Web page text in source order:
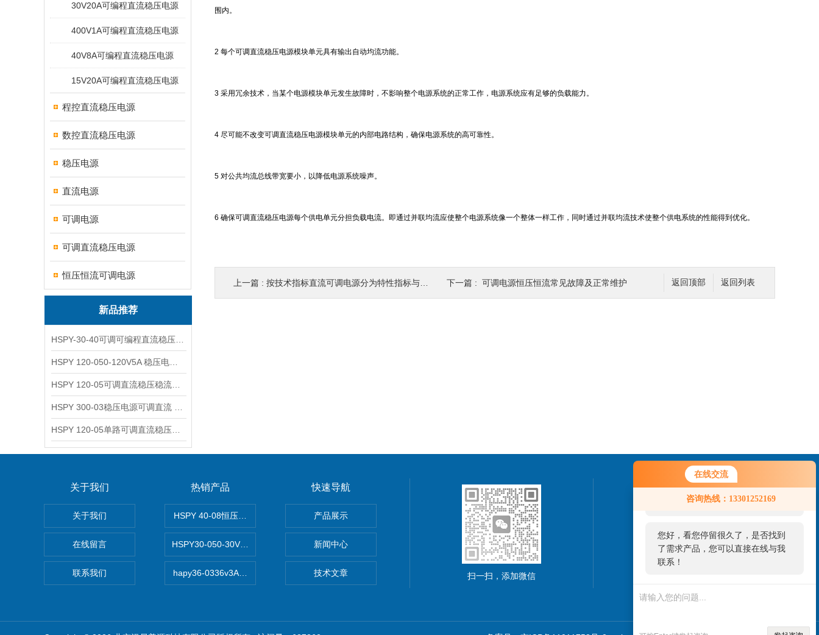
在线交流
咨询热线：13301252169
您好！欢迎前来咨询，很高兴为您
服务，请问您要咨询什么问题呢？
您好，看您停留很久了，是否找到
了需求产品，您可以直接在线与我
联系！
30V20A可编程直流稳压电源
400V1A可编程直流稳压电源
40V8A可编程直流稳压电源
15V20A可编程直流稳压电源
程控直流稳压电源
数控直流稳压电源
稳压电源
直流电源
可调电源
可调直流稳压电源
恒压恒流可调电源
新品推荐
围内。
2 每个可调直流稳压电源模块单元具有输出自动均流功能。
3 采用冗余技术，当某个电源模块单元发生故障时，不影响整个电源系统的正常工作，电源系统应有足够的负载能力。
4 尽可能不改变可调直流稳压电源模块单元的内部电路结构，确保电源系统的高可靠性。
5 对公共均流总线带宽要小，以降低电源系统噪声。
6 确保可调直流稳压电源每个供电单元分担负载电流。即通过并联均流应使整个电源系统像一个整体一样工作，同时通过并联均流技术使整个供电系统的性能得到优化。
返回列表
返回顶部
上一篇 : 按技术指标直流可调电源分为特性指标与质量指标 下一篇 : 可调电源恒压恒流常见故障及正常维护
关于我们
关于我们
在线留言
联系我们
热销产品
HSPY 40-08恒压恒流恒功率电源
HSPY30-050-30V/-05A可调直流稳压电源
hapy36-0336v3A高精度小型可编程直流稳压电源
快速导航
产品展示
新闻中心
技术文章 扫一扫，添加微信
联系我们
010-82827937